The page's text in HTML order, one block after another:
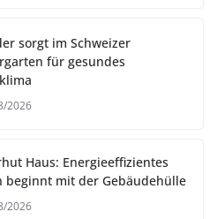
sorgt im Schweizer
für gesundes
2026
Haus: Energieeffizientes
beginnt mit der Gebäudehülle
2026